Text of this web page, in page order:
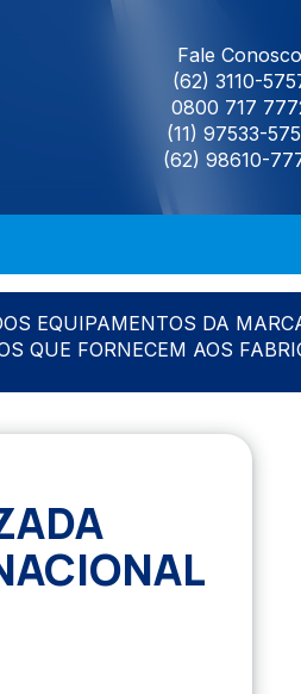
Fale Conosco
(62) 3110-
0800 717
(11) 97533-
(62) 98610-
EQUIPAMENTOS DA
QUE FORNECEM AOS